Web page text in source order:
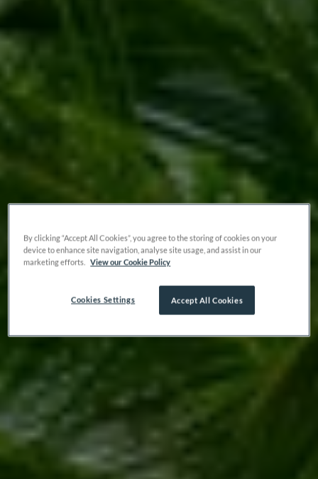
By clicking “Accept All Cookies”, you agree to the storing of cookies on your
device to enhance site navigation, analyse site usage, and assist in our
marketing efforts.
View our Cookie Policy
Accept All Cookies
Cookies Settings